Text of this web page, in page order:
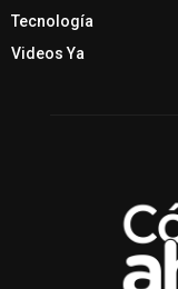
Tecnología
Videos Ya